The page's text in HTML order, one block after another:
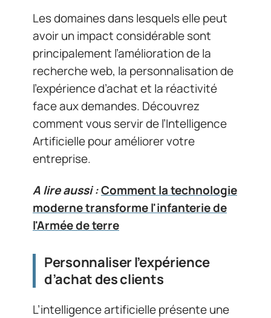
Les domaines dans lesquels elle peut
avoir un impact considérable sont
principalement l’amélioration de la
recherche web, la personnalisation de
l’expérience d’achat et la réactivité
face aux demandes. Découvrez
comment vous servir de l’Intelligence
Artificielle pour améliorer votre
entreprise.
A lire aussi :Comment la technologie
moderne transforme l'infanterie de
l'Armée de terre
Personnaliser l’expérience
d’achat des clients
L’intelligence artificielle présente une